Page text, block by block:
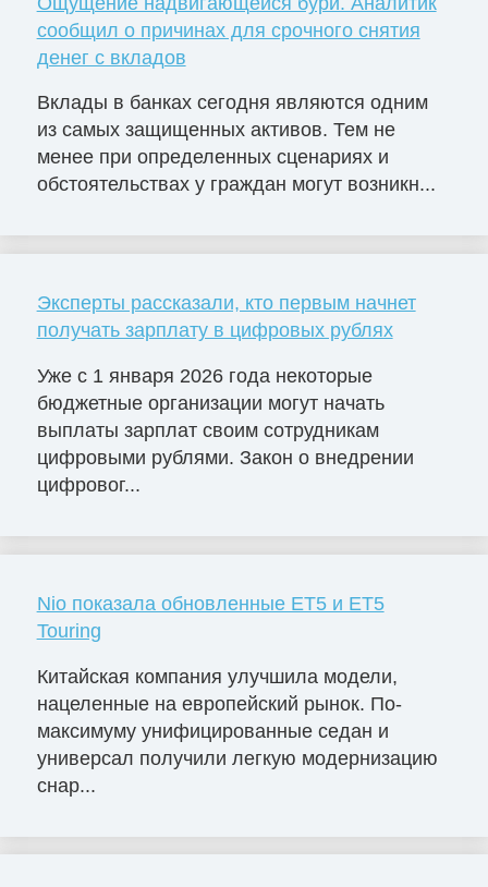
сообщил о причинах для срочного снятия
денег с вкладов
Вклады в банках сегодня являются одним
из самых защищенных активов. Тем не
менее при определенных сценариях и
обстоятельствах у граждан могут возникн...
Эксперты рассказали, кто первым начнет
получать зарплату в цифровых рублях
Уже с 1 января 2026 года некоторые
бюджетные организации могут начать
выплаты зарплат своим сотрудникам
цифровыми рублями. Закон о внедрении
цифровог...
Nio показала обновленные ET5 и ET5
Touring
Китайская компания улучшила модели,
нацеленные на европейский рынок. По-
максимуму унифицированные седан и
универсал получили легкую модернизацию
снар...